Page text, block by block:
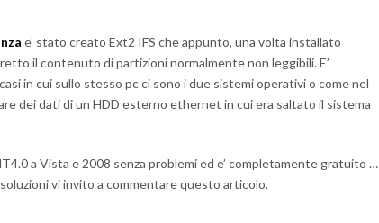
e’ stato creato Ext2 IFS che appunto, una volta installato
il contenuto di partizioni normalmente non leggibili. E’
in cui sullo stesso pc ci sono i due sistemi operativi o come nel
dei dati di un HDD esterno ethernet in cui era saltato il sistema
a Vista e 2008 senza problemi ed e’ completamente gratuito …
vi invito a commentare questo articolo.